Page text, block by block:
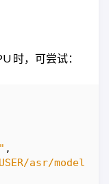
时，可尝试：
,
asr/models"